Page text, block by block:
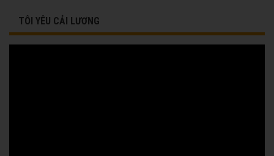
TÔI YÊU CẢI LƯƠNG